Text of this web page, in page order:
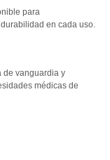
para
en cada uso.
de vanguardia y
médicas de